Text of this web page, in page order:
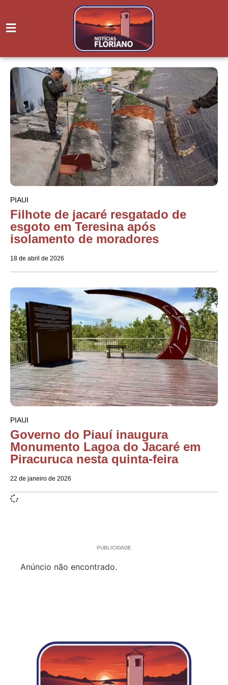
PIAUI
Filhote de jacaré resgatado de
esgoto em Teresina após
isolamento de moradores
18 de abril de 2026
PIAUI
Governo do Piauí inaugura
Monumento Lagoa do Jacaré em
Piracuruca nesta quinta-feira
22 de janeiro de 2026
PUBLICIDADE
Anúncio não encontrado.